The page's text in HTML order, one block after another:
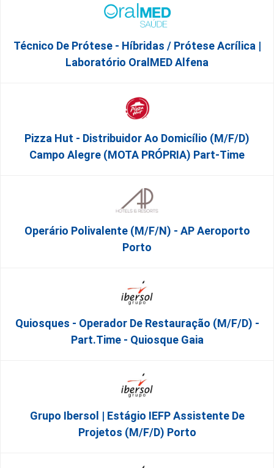
Técnico De Prótese - Híbridas / Prótese Acrílica |
Laboratório OralMED Alfena
Pizza Hut - Distribuidor Ao Domicílio (m/f/d)
Campo Alegre (MOTA PRÓPRIA) Part-Time
Operário Polivalente (m/f/n) - AP Aeroporto
Porto
Quiosques - Operador De Restauração (m/f/d) -
Part.time - Quiosque Gaia
Grupo Ibersol | Estágio IEFP Assistente De
Projetos (m/f/d) Porto